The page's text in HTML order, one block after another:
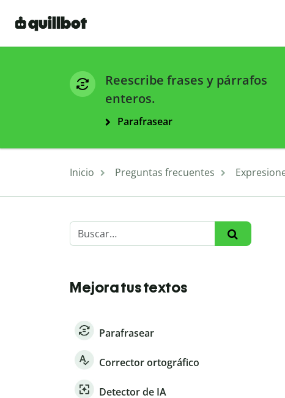
Reescribe frases y párrafos
enteros.
Parafrasear
Inicio Preguntas frecuentes
Mejora tus textos
Parafrasear
Corrector ortográfico
Detector de IA